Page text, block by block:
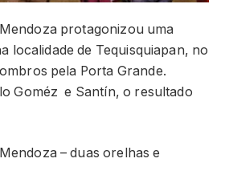
protagonizou uma
localidade de Tequisquiapan, no
pela Porta Grande.
Goméz e Santín, o resultado
– duas orelhas e